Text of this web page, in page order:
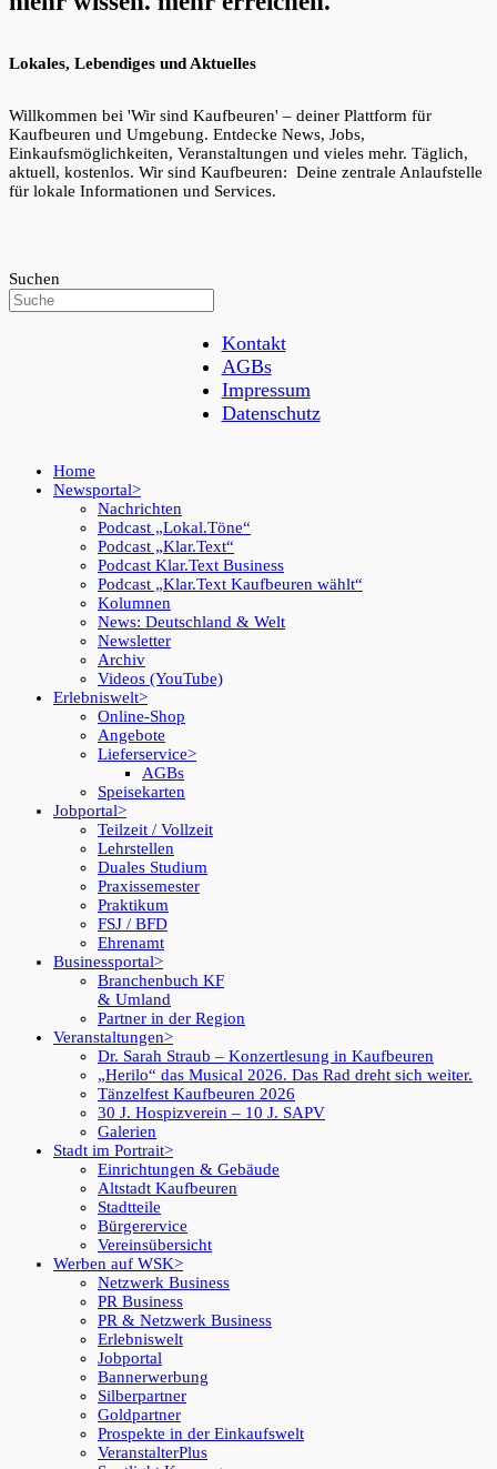
Lokales, Lebendiges und Aktuelles
Willkommen bei 'Wir sind Kaufbeuren' – deiner Plattform für
Kaufbeuren und Umgebung. Entdecke News, Jobs,
Einkaufsmöglichkeiten, Veranstaltungen und vieles mehr. Täglich,
aktuell, kostenlos. Wir sind Kaufbeuren: Deine zentrale Anlaufstelle
für lokale Informationen und Services.
Suchen
Kontakt
AGBs
Impressum
Datenschutz
Home
Newsportal
Nachrichten
Podcast „Lokal.Töne“
Podcast „Klar.Text“
Podcast Klar.Text Business
Podcast „Klar.Text Kaufbeuren wählt“
Kolumnen
News: Deutschland & Welt
Newsletter
Archiv
Videos (YouTube)
Erlebniswelt
Online-Shop
Angebote
Lieferservice
AGBs
Speisekarten
Jobportal
Teilzeit / Vollzeit
Lehrstellen
Duales Studium
Praxissemester
Praktikum
FSJ / BFD
Ehrenamt
Businessportal
Branchenbuch KF
& Umland
Partner in der Region
Veranstaltungen
Dr. Sarah Straub – Konzertlesung in Kaufbeuren
„Herilo“ das Musical 2026. Das Rad dreht sich weiter.
Tänzelfest Kaufbeuren 2026
30 J. Hospizverein – 10 J. SAPV
Galerien
Stadt im Portrait
Einrichtungen & Gebäude
Altstadt Kaufbeuren
Stadtteile
Bürgerervice
Vereinsübersicht
Werben auf WSK
Netzwerk Business
PR Business
PR & Netzwerk Business
Erlebniswelt
Jobportal
Bannerwerbung
Silberpartner
Goldpartner
Prospekte in der Einkaufswelt
VeranstalterPlus